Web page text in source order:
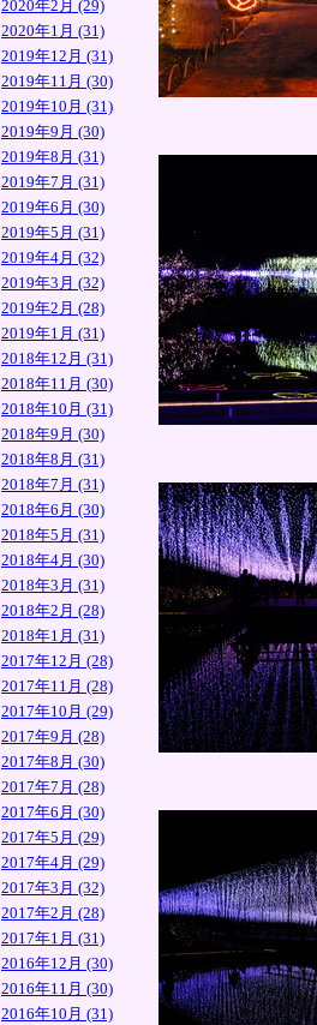
2020年2月 (29)
2020年1月 (31)
2019年12月 (31)
2019年11月 (30)
2019年10月 (31)
2019年9月 (30)
2019年8月 (31)
2019年7月 (31)
2019年6月 (30)
2019年5月 (31)
2019年4月 (32)
2019年3月 (32)
2019年2月 (28)
2019年1月 (31)
2018年12月 (31)
2018年11月 (30)
2018年10月 (31)
2018年9月 (30)
2018年8月 (31)
2018年7月 (31)
2018年6月 (30)
2018年5月 (31)
2018年4月 (30)
2018年3月 (31)
2018年2月 (28)
2018年1月 (31)
2017年12月 (28)
2017年11月 (28)
2017年10月 (29)
2017年9月 (28)
2017年8月 (30)
2017年7月 (28)
2017年6月 (30)
2017年5月 (29)
2017年4月 (29)
2017年3月 (32)
2017年2月 (28)
2017年1月 (31)
2016年12月 (30)
2016年11月 (30)
2016年10月 (31)